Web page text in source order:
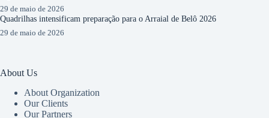
29 de maio de 2026
Quadrilhas intensificam preparação para o Arraial de Belô 2026
29 de maio de 2026
About Us
About Organization
Our Clients
Our Partners